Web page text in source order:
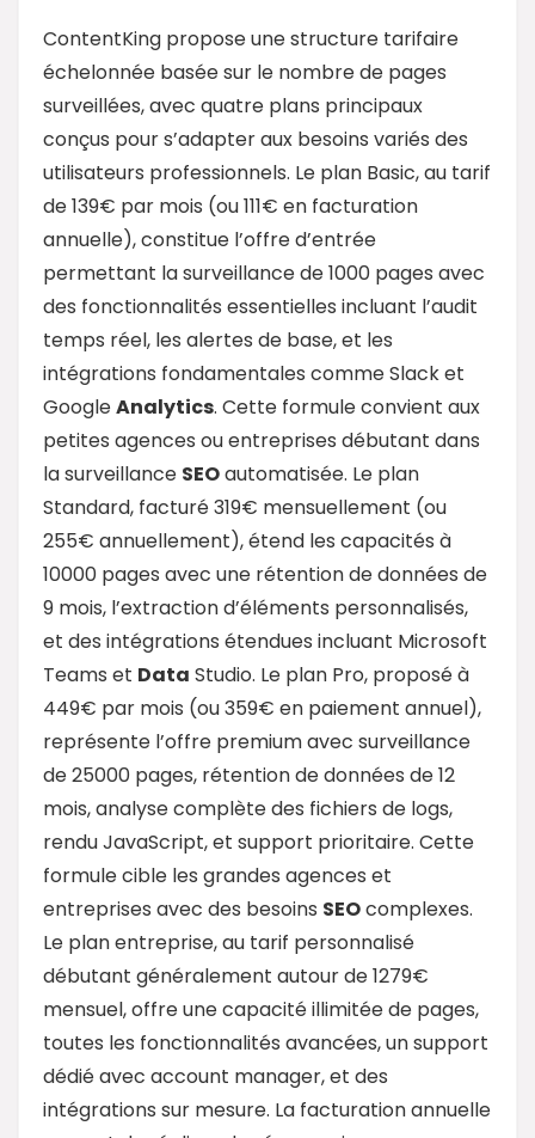
ContentKing propose une structure tarifaire
échelonnée basée sur le nombre de pages
surveillées, avec quatre plans principaux
conçus pour s’adapter aux besoins variés des
utilisateurs professionnels. Le plan Basic, au tarif
de 139€ par mois (ou 111€ en facturation
annuelle), constitue l’offre d’entrée
permettant la surveillance de 1000 pages avec
des fonctionnalités essentielles incluant l’audit
temps réel, les alertes de base, et les
intégrations fondamentales comme Slack et
GoogleAnalytics. Cette formule convient aux
petites agences ou entreprises débutant dans
la surveillance SEOautomatisée. Le plan
Standard, facturé 319€ mensuellement (ou
255€ annuellement), étend les capacités à
10000 pages avec une rétention de données de
9 mois, l’extraction d’éléments personnalisés,
et des intégrations étendues incluant Microsoft
Teams et Data Studio. Le plan Pro, proposé à
449€ par mois (ou 359€ en paiement annuel),
représente l’offre premium avec surveillance
de 25000 pages, rétention de données de 12
mois, analyse complète des fichiers de logs,
rendu JavaScript, et support prioritaire. Cette
formule cible les grandes agences et
entreprises avec des besoins SEOcomplexes.
Le plan entreprise, au tarif personnalisé
débutant généralement autour de 1279€
mensuel, offre une capacité illimitée de pages,
toutes les fonctionnalités avancées, un support
dédié avec account manager, et des
intégrations sur mesure. La facturation annuelle